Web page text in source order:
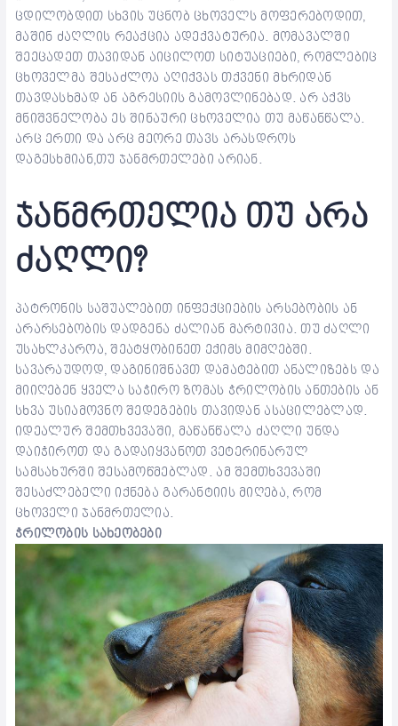
ცდილობდით სხვის უცნობ ცხოველს მოფერებოდით,
მაშინ ძაღლის რეაქცია ადექვატურია. მომავალში
შეეცადეთ თავიდან აიცილოთ სიტუაციები, რომლებიც
ცხოველმა შესაძლოა აღიქვას თქვენი მხრიდან
თავდასხმად ან აგრესიის გამოვლინებად. არ აქვს
მნიშვნელობა ეს შინაური ცხოველია თუ მაწანწალა.
არც ერთი და არც მეორე თავს არასდროს
დაგესხმიან,თუ ჯანმრთელები არიან.
ჯანმრთელია თუ არა
ძაღლი?
პატრონის საშუალებით ინფექციების არსებობის ან
არარსებობის დადგენა ძალიან მარტივია. თუ ძაღლი
უსახლკაროა, შეატყობინეთ ექიმს მიმღებში.
სავარაუდოდ, დაგინიშნავთ დამატებით ანალიზებს და
მიიღებენ ყველა საჭირო ზომას ჭრილობის ანთების ან
სხვა უსიამოვნო შედეგების თავიდან ასაცილებლად.
იდეალურ შემთხვევაში, მაწანწალა ძაღლი უნდა
დაიჭიროთ და გადაიყვანოთ ვეტერინარულ
სამსახურში შესამოწმებლად. ამ შემთხვევაში
შესაძლებელი იქნება გარანტიის მიღება, რომ
ცხოველი ჯანმრთელია.
ჭრილობის სახეობები